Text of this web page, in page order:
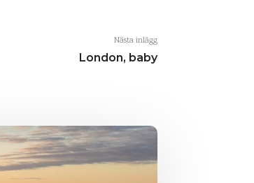
Nästa inlägg
London, baby